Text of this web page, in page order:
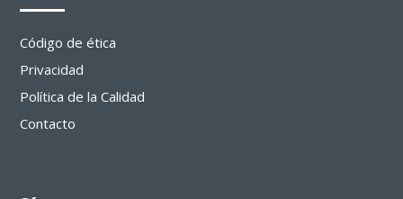
Código de ética
Privacidad
Política de la Calidad
Contacto